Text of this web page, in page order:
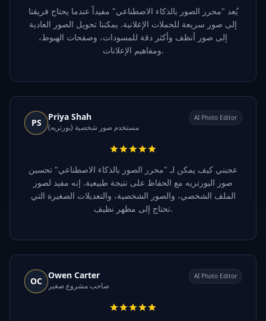
يُعد "محرر الصور بالذكاء الاصطناعي" مفيداً عندما يحتاج فريقنا
إلى صور سريعة للحملات الإعلانية. يمكننا تحويل الصور العادية
إلى صور أنظف وأكثر دقة للمسودات، وصفحات الهبوط،
ومفاهيم الإعلانات.
PS
Priya Shah
مستخدم صور شخصية (بورتريه)
AI Photo Editor
عجبني كيف يمكن لـ "محرر الصور بالذكاء الاصطناعي" تحسين
صور البورتريه مع الحفاظ على نتيجة طبيعية. إنه مفيد لصور
الملف الشخصي، والصور الشخصية، والتعديلات الصغيرة التي
تحتاج إلى مظهر نظيف.
OC
Owen Carter
صاحب مشروع صغير
AI Photo Editor